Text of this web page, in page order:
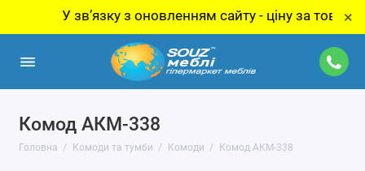
У звʼязку з оновленням сайту - ціну за товар ×
Комод АКМ-338
Головна Комоди та тумби Комоди Комод АКМ-338